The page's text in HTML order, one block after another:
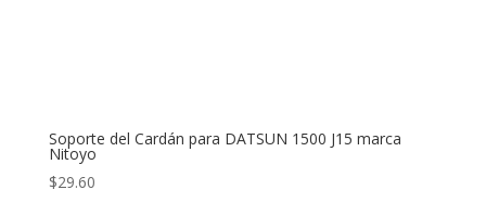
Soporte del Cardán para DATSUN 1500 J15 marca
Nitoyo
$29.60